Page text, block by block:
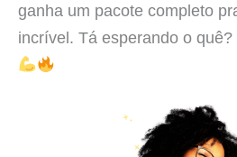
ganha um pacote completo
incrível. Tá esperando o